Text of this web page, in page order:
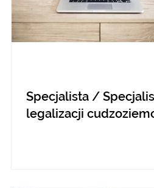
Specjalista /
legalizacji